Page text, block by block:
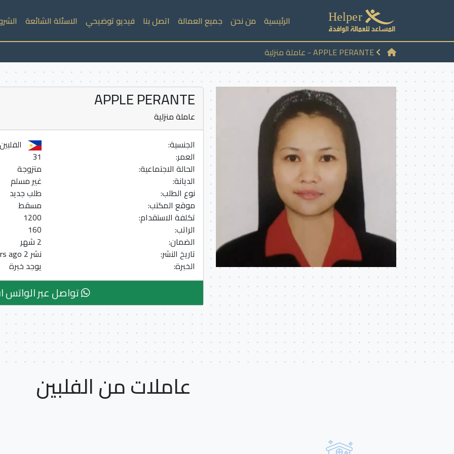
الرئيسية من نحن جميع العمالة اتصل بنا فيديو توضيحي الاسئلة الشائعة
APPLE PERANTE - عاملة منزلية
APPLE PERANTE
عاملة منزلية
الجنسية:
العمر:
31
الحالة الاجتماعية:
متزوجة
الديانة:
غير مسلم
نوع الطلب:
طلب جديد
موقع المكتب:
مسقط
تكلفة الاستقدام:
1200
الراتب:
160
الضمان:
2 شهر
تاريخ النشر:
نشر 2 Years ago
الخبرة:
يوجد خبرة
تواصل عبر الواتس
عاملات من الفلبين